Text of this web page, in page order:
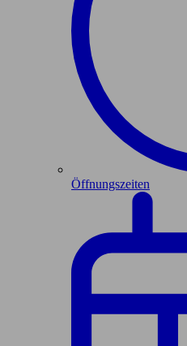
Öffnungszeiten